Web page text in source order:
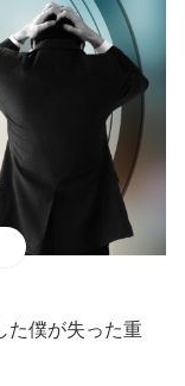
た僕が失った重